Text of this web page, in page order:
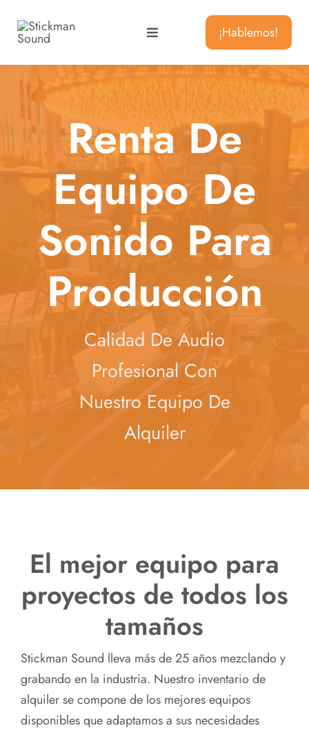
Toggle
Servicios
Sobre Nosotros
Contacto
¡Hablemos!
Renta De
Equipo De
Sonido Para
Producción
Calidad De Audio
Profesional Con
Nuestro Equipo De
Alquiler
El mejor equipo para
proyectos de todos los
tamaños
Stickman Sound lleva más de 25 años mezclando y
grabando en la industria. Nuestro inventario de
alquiler se compone de los mejores equipos
disponibles que adaptamos a sus necesidades